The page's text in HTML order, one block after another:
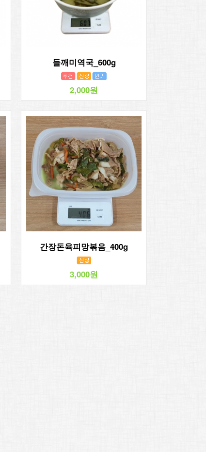
들깨미역국_600g
2,000원
간장돈육피망볶음_400g
3,000원